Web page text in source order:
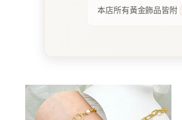
本店所有黃金飾品皆附